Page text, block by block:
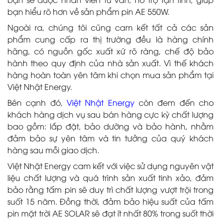
bạn hiểu rõ hơn về sản phẩm pin AE 550W.
Ngoài ra, chúng tôi cũng cam kết tất cả các sản
phẩm cung cấp ra thị trường đều là hàng chính
hãng, có nguồn gốc xuất xứ rõ ràng, chế độ bảo
hành theo quy định của nhà sản xuất. Vì thế khách
hàng hoàn toàn yên tâm khi chọn mua sản phẩm tại
Việt Nhật Energy.
Bên cạnh đó, Việt Nhật Energycòn đem đến cho
khách hàng dịch vụ sau bán hàng cực kỳ chất lượng
bao gồm: lắp đặt, bảo dưỡng và bảo hành, nhằm
đảm bảo sự yên tâm và tin tưởng của quý khách
hàng sau mỗi giao dịch.
Việt Nhật Energy cam kết với việc sử dụng nguyên vật
liệu chất lượng và quá trình sản xuất tinh xảo, đảm
bảo rằng tấm pin sẽ duy trì chất lượng vượt trội trong
suốt 15 năm. Đồng thời, đảm bảo hiệu suất của tấm
pin mặt trời AE SOLAR sẽ đạt ít nhất 80% trong suốt thời